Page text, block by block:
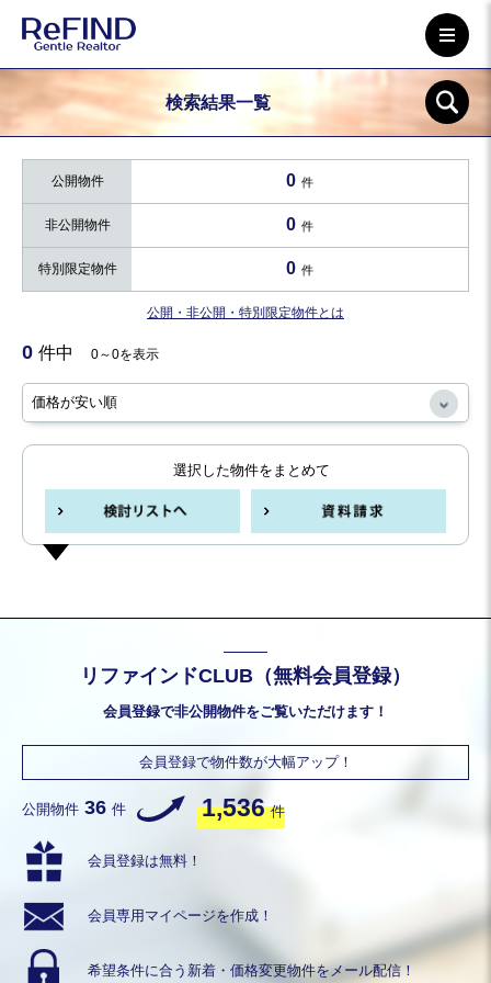
検索結果一覧
公開物件 0 件
非公開物件 0 件
特別限定物件 0 件
公開・非公開・特別限定物件とは
0 件中 0～0を表示
選択した物件をまとめて
リファインドCLUB（無料会員登録）
会員登録で非公開物件をご覧いただけます！
会員登録で物件数が大幅アップ！
公開物件 36 件 1,536 件
会員登録は無料！
会員専用 マイページを作成！
希望条件に合う 新着・価格変更物件をメール配信！